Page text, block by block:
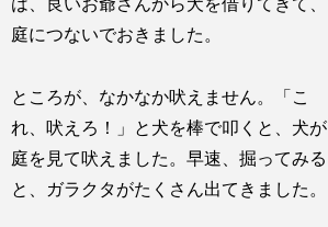
は、良いお爺さんから犬を借りてきて、
庭につないでおきました。
ところが、なかなか吠えません。「こ
れ、吠えろ！」と犬を棒で叩くと、犬が
庭を見て吠えました。早速、掘ってみる
と、ガラクタがたくさん出てきました。